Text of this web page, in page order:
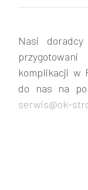
Nasi
komplikacji w
do nas na
serwis@ok-